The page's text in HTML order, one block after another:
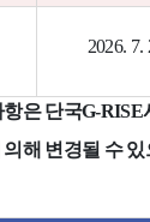
2026. 7.
은 단국G-RISE
해 변경될 수 있